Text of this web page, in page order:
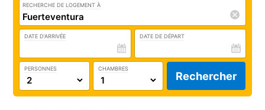
RECHERCHE DE LOGEMENT À
DATE D'ARRIVÉE DATE DE DÉPART
PERSONNES CHAMBRES
Rechercher